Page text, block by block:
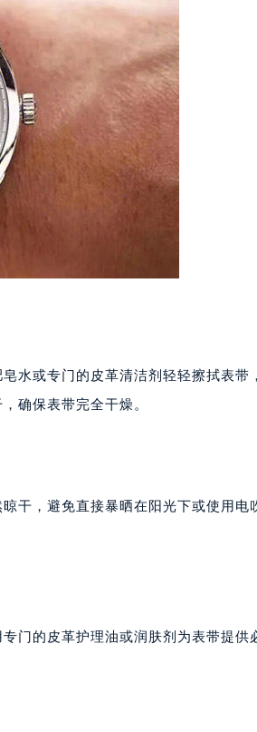
水或专门的皮革清洁剂轻轻擦拭表带
确保表带完全干燥。
干，避免直接暴晒在阳光下或使用电
门的皮革护理油或润肤剂为表带提供